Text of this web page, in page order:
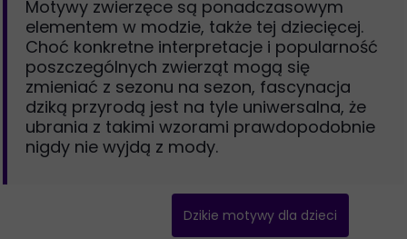
Dzikie motywy dla dzieci
Motywy zwierzęce są ponadczasowym
elementem w modzie, także tej dziecięcej.
Choć konkretne interpretacje i popularność
poszczególnych zwierząt mogą się
zmieniać z sezonu na sezon, fascynacja
dziką przyrodą jest na tyle uniwersalna, że
ubrania z takimi wzorami prawdopodobnie
nigdy nie wyjdą z mody.